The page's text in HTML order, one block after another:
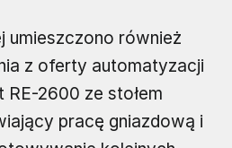
również
z oferty automatyzacji
RE-2600 ze stołem
pracę gniazdową i